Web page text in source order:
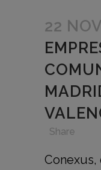
22 NOV
Share
Conexus,